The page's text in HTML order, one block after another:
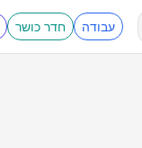
עבודה חדר כושר